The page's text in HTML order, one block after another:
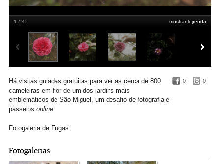
mostrar legenda
1 / 31
0 0
Há visitas guiadas gratuitas para ver as cerca de 800
cameleiras em flor de um dos jardins mais
emblemáticos de São Miguel, um desafio de fotografia e
passeios online.
Fotogaleria de Fugas
Fotogalerias